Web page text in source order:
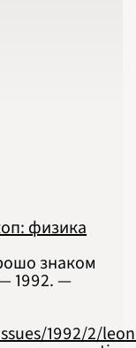
физика
знаком
1992. —
1992/2/